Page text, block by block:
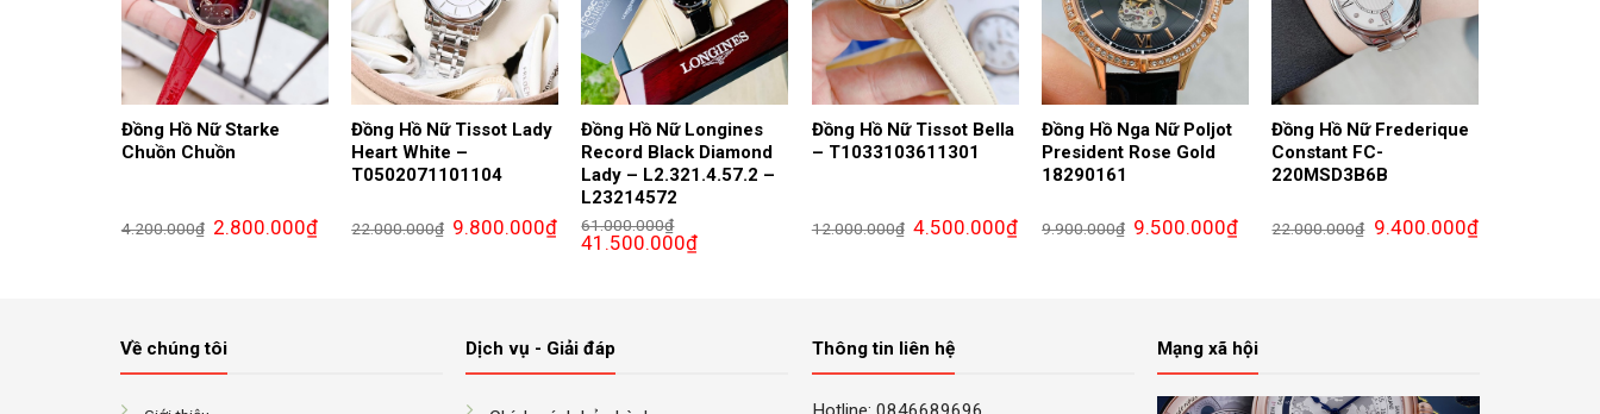
Đồng Hồ Nữ Starke
Chuồn Chuồn
4.200.000₫ Giá
gốc
2.800.000₫Giá
hiện
Đồng Hồ Nữ Tissot Lady
Heart White –
T0502071101104
22.000.000₫ Giá
gốc
9.800.000₫Giá
hiện
Đồng Hồ Nữ Longines
Record Black Diamond
Lady – L2.321.4.57.2 –
L23214572
61.000.000₫
Giá
gốc
41.500.000₫Giá
Đồng Hồ Nữ Tissot Bella
– T1033103611301
12.000.000₫ Giá
gốc
4.500.000₫Giá
hiện
Đồng Hồ Nga Nữ Poljot
President Rose Gold
18290161
9.900.000₫ Giá
gốc
9.500.000₫Giá
Đồng Hồ Nữ Frederique
Constant FC-
220MSD3B6B
22.000.000₫ Giá
gốc
9.400.000₫Giá
hiện
Về chúng tôi Dịch vụ - Giải đáp Thông tin liên hệ Mạng xã hội